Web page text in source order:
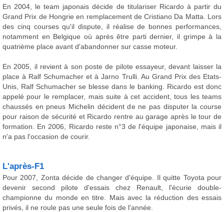
En 2004, le team japonais décide de titulariser Ricardo à partir du
Grand Prix de Hongrie en remplacement de Cristiano Da Matta. Lors
des cinq courses qu'il dispute, il réalise de bonnes performances,
notamment en Belgique où après être parti dernier, il grimpe à la
quatrième place avant d'abandonner sur casse moteur.
En 2005, il revient à son poste de pilote essayeur, devant laisser la
place à Ralf Schumacher et à Jarno Trulli. Au Grand Prix des Etats-
Unis, Ralf Schumacher se blesse dans le banking. Ricardo est donc
appelé pour le remplacer, mais suite à cet accident, tous les teams
chaussés en pneus Michelin décident de ne pas disputer la course
pour raison de sécurité et Ricardo rentre au garage après le tour de
formation. En 2006, Ricardo reste n°3 de l'équipe japonaise, mais il
n'a pas l'occasion de courir.
L'après-F1
Pour 2007, Zonta décide de changer d'équipe. Il quitte Toyota pour
devenir second pilote d'essais chez Renault, l'écurie double-
championne du monde en titre. Mais avec la réduction des essais
privés, il ne roule pas une seule fois de l'année.